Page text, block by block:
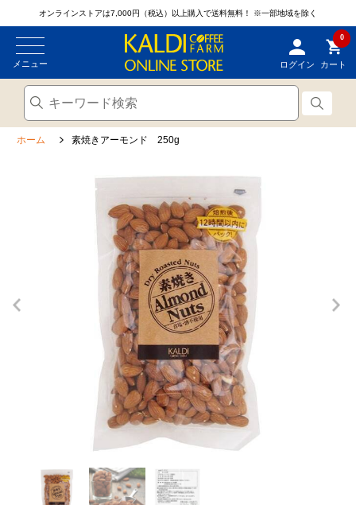
オンラインストアは7,000円（税込）以上購入で送料無料！ ※一部地域を除く
メニュー ログイン
0
カート
ホーム 素焼きアーモンド 250g